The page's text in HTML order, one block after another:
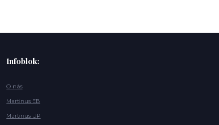
Infoblok:
O nás
Martinus EB
Martinus UP